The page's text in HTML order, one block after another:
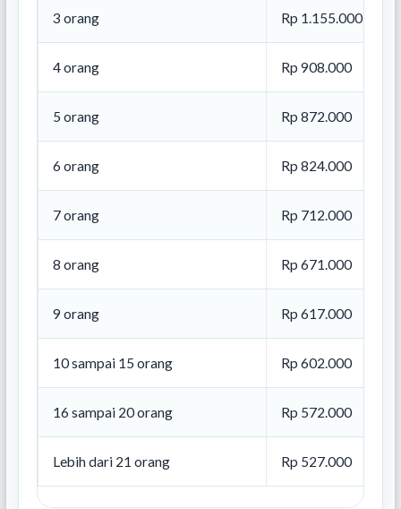
3 orang Rp 1.155.000
4 orang Rp 908.000
5 orang Rp 872.000
6 orang Rp 824.000
7 orang Rp 712.000
8 orang Rp 671.000
9 orang Rp 617.000
10 sampai 15 orang Rp 602.000
16 sampai 20 orang Rp 572.000
Lebih dari 21 orang Rp 527.000